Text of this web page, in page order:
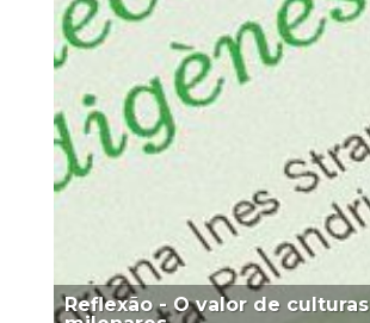
Reflexão - O valor de culturas